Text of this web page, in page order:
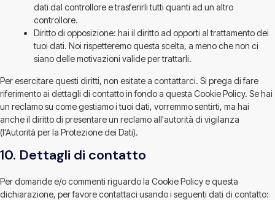
dati dal controllore e trasferirli tutti quanti ad un altro
controllore.
Diritto di opposizione: hai il diritto ad opporti al trattamento dei
tuoi dati. Noi rispetteremo questa scelta, a meno che non ci
siano delle motivazioni valide per trattarli.
Per esercitare questi diritti, non esitate a contattarci. Si prega di fare
riferimento ai dettagli di contatto in fondo a questa Cookie Policy. Se hai
un reclamo su come gestiamo i tuoi dati, vorremmo sentirti, ma hai
anche il diritto di presentare un reclamo all'autorità di vigilanza
(l'Autorità per la Protezione dei Dati).
10. Dettagli di contatto
Per domande e/o commenti riguardo la Cookie Policy e questa
dichiarazione, per favore contattaci usando i seguenti dati di contatto: